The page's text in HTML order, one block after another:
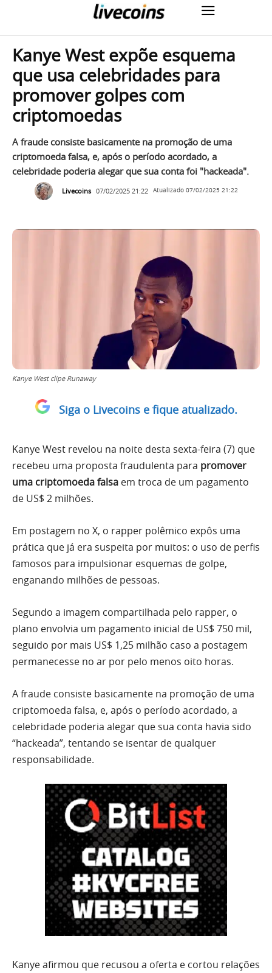
Kanye West expõe esquema
que usa celebridades para
promover golpes com
criptomoedas
A fraude consiste basicamente na promoção de uma
criptomoeda falsa, e, após o período acordado, a
celebridade poderia alegar que sua conta foi "hackeada".
Livecoins 07/02/2025 21:22 Atualizado 07/02/2025 21:22
Kanye West clipe Runaway
Siga o Livecoins e fique atualizado.
Kanye West revelou na noite desta sexta-feira (7) que
recebeu uma proposta fraudulenta para promover
uma criptomoeda falsa em troca de um pagamento
de US$ 2 milhões.
Em postagem no X, o rapper polêmico expôs uma
prática que já era suspeita por muitos: o uso de perfis
famosos para impulsionar esquemas de golpe,
enganando milhões de pessoas.
Segundo a imagem compartilhada pelo rapper, o
plano envolvia um pagamento inicial de US$ 750 mil,
seguido por mais US$ 1,25 milhão caso a postagem
permanecesse no ar por pelo menos oito horas.
A fraude consiste basicamente na promoção de uma
criptomoeda falsa, e, após o período acordado, a
celebridade poderia alegar que sua conta havia sido
“hackeada”, tentando se isentar de qualquer
responsabilidade.
Kanye afirmou que recusou a oferta e cortou relações